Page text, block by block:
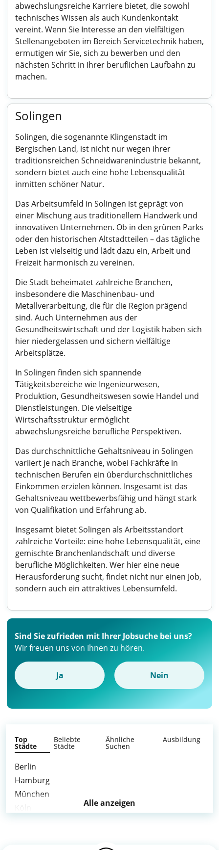
abwechslungsreiche Karriere bietet, die sowohl
technisches Wissen als auch Kundenkontakt
vereint. Wenn Sie Interesse an den vielfältigen
Stellenangeboten im Bereich Servicetechnik haben,
ermutigen wir Sie, sich zu bewerben und den
nächsten Schritt in Ihrer beruflichen Laufbahn zu
machen.
Solingen
Solingen, die sogenannte Klingenstadt im
Bergischen Land, ist nicht nur wegen ihrer
traditionsreichen Schneidwarenindustrie bekannt,
sondern bietet auch eine hohe Lebensqualität
inmitten schöner Natur.
Das Arbeitsumfeld in Solingen ist geprägt von
einer Mischung aus traditionellem Handwerk und
innovativen Unternehmen. Ob in den grünen Parks
oder den historischen Altstadtteilen – das tägliche
Leben ist vielseitig und lädt dazu ein, Arbeit und
Freizeit harmonisch zu vereinen.
Die Stadt beheimatet zahlreiche Branchen,
insbesondere die Maschinenbau- und
Metallverarbeitung, die für die Region prägend
sind. Auch Unternehmen aus der
Gesundheitswirtschaft und der Logistik haben sich
hier niedergelassen und sichern vielfältige
Arbeitsplätze.
In Solingen finden sich spannende
Tätigkeitsbereiche wie Ingenieurwesen,
Produktion, Gesundheitswesen sowie Handel und
Dienstleistungen. Die vielseitige
Wirtschaftsstruktur ermöglicht
abwechslungsreiche berufliche Perspektiven.
Das durchschnittliche Gehaltsniveau in Solingen
variiert je nach Branche, wobei Fachkräfte in
technischen Berufen ein überdurchschnittliches
Einkommen erzielen können. Insgesamt ist das
Gehaltsniveau wettbewerbsfähig und hängt stark
von Qualifikation und Erfahrung ab.
Insgesamt bietet Solingen als Arbeitsstandort
zahlreiche Vorteile: eine hohe Lebensqualität, eine
gemischte Branchenlandschaft und diverse
berufliche Möglichkeiten. Wer hier eine neue
Herausforderung sucht, findet nicht nur einen Job,
sondern auch ein attraktives Lebensumfeld.
Sind Sie zufrieden mit Ihrer Jobsuche bei uns?
Wir freuen uns von Ihnen zu hören.
Ja Nein
Top
Städte
Beliebte
Städte
Ähnliche
Suchen
Ausbildung
Berlin
Hamburg
München
Alle anzeigen